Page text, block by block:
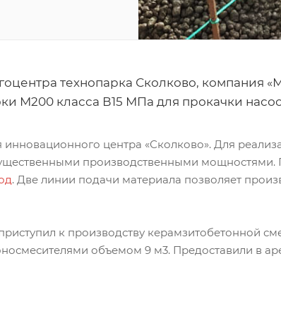
технопарка Сколково, компания
М200 класса В15 МПа для прокачки
инновационного центра «Сколково». Для
производственными
. Две линии подачи материала позволяет
к производству керамзитобетонной
объемом 9 м3. Предоставили в